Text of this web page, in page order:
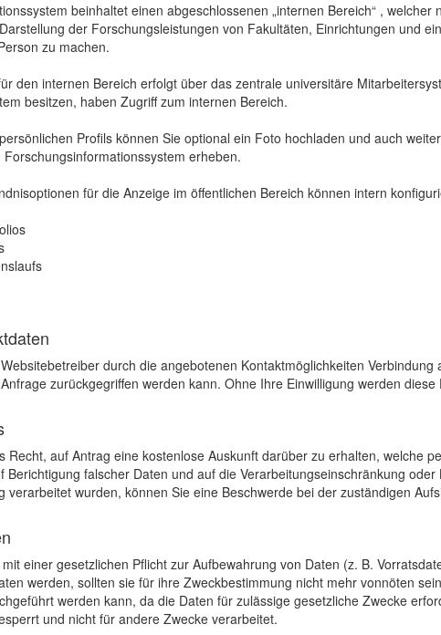
beinhaltet einen abgeschlossenen „internen Bereich“ ,
der Forschungsleistungen von Fakultäten, Einrichtungen und
zu machen.
den internen Bereich erfolgt über das zentrale universitäre
besitzen, haben Zugriff zum internen Bereich.
Profils können Sie optional ein Foto hochladen und auch
erheben.
für die Anzeige im öffentlichen Bereich können intern
durch die angebotenen Kontaktmöglichkeiten
zurückgegriffen werden kann. Ohne Ihre Einwilligung werden
Recht, auf Antrag eine kostenlose Auskunft darüber zu erhalten, welche
Berichtigung falscher Daten und auf die Verarbeitungseinschränkung
verarbeitet wurden, können Sie eine Beschwerde bei der zuständigen
einer gesetzlichen Pflicht zur Aufbewahrung von Daten (z. B.
werden, sollten sie für ihre Zweckbestimmung nicht mehr vonnöten
werden kann, da die Daten für zulässige gesetzliche Zwecke
und nicht für andere Zwecke verarbeitet.